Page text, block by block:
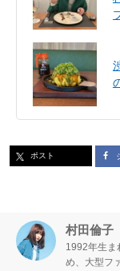
ポスト
村田倫子
1992年生ま
め、大型フ